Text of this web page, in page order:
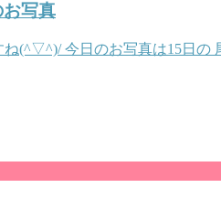
写真
(^▽^)/ 今日のお写真は15日